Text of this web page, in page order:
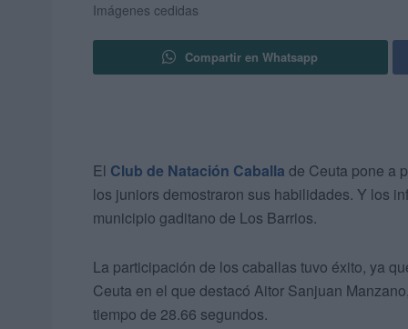
Imágenes cedidas
Compartir en Whatsapp
El Club de Natación Caballa de Ceuta pone a
los juniors demostraron sus habilidades. Y los
municipio gaditano de Los Barrios.
La participación de los caballas tuvo éxito, ya
Ceuta en el que destacó Aitor Sanjuan
tiempo de 28.66 segundos.